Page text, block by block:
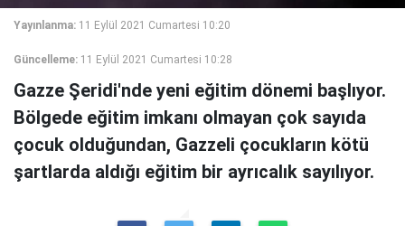
Yayınlanma: 11 Eylül 2021 Cumartesi 10:20
Güncelleme: 11 Eylül 2021 Cumartesi 10:28
Gazze Şeridi'nde yeni eğitim dönemi başlıyor.
Bölgede eğitim imkanı olmayan çok sayıda
çocuk olduğundan, Gazzeli çocukların kötü
şartlarda aldığı eğitim bir ayrıcalık sayılıyor.